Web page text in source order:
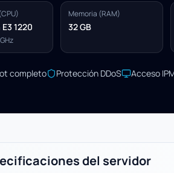
1220
Memoria (RAM)
32 GB
completo Protección DDoS Acceso
del servidor